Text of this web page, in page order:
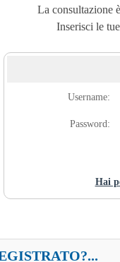
La consultazione
Inserisci le
Username:
Password:
Hai